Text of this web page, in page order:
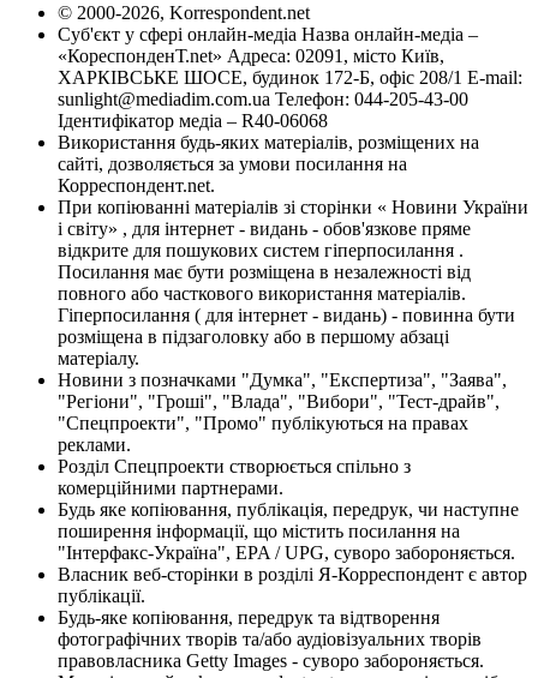
© 2000-2026, Korrespondent.net
Суб'єкт у сфері онлайн-медіа Назва онлайн-медіа –
«КореспонденТ.net» Адреса: 02091, місто Київ,
ХАРКІВСЬКЕ ШОСЕ, будинок 172-Б, офіс 208/1 E-mail:
sunlight@mediadim.com.ua Телефон: 044-205-43-00
Ідентифікатор медіа – R40-06068
Використання будь-яких матеріалів, розміщених на
сайті, дозволяється за умови посилання на
Корреспондент.net.
При копіюванні матеріалів зі сторінки « Новини України
і світу» , для інтернет - видань - обов'язкове пряме
відкрите для пошукових систем гіперпосилання .
Посилання має бути розміщена в незалежності від
повного або часткового використання матеріалів.
Гіперпосилання ( для інтернет - видань) - повинна бути
розміщена в підзаголовку або в першому абзаці
матеріалу.
Новини з позначками "Думка", "Експертиза", "Заява",
"Регіони", "Гроші", "Влада", "Вибори", "Тест-драйв",
"Спецпроекти", "Промо" публікуються на правах
реклами.
Розділ Спецпроекти створюється спільно з
комерційними партнерами.
Будь яке копіювання, публікація, передрук, чи наступне
поширення інформації, що містить посилання на
"Інтерфакс-Україна", EPA / UPG, суворо забороняється.
Власник веб-сторінки в розділі Я-Корреспондент є автор
публікації.
Будь-яке копіювання, передрук та відтворення
фотографічних творів та/або аудіовізуальних творів
правовласника Getty Images - суворо забороняється.